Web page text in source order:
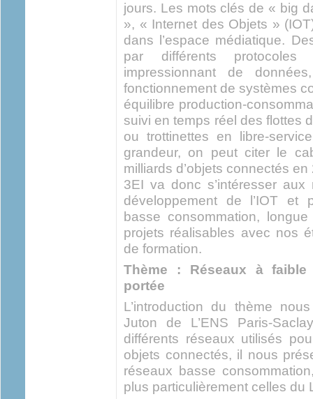
jours. Les mots clés de « big
», « Internet des Objets »
dans l’espace médiatique.
par différents protocoles
impressionnant de
fonctionnement de systèmes
équilibre production-
suivi en temps réel des flottes
ou trottinettes en libre-
grandeur, on peut citer le
milliards d’objets connectés
3EI va donc s’intéresser
développement de l’IOT et
basse consommation,
projets réalisables avec nos
de formation.
Thème : Réseaux à
portée
L’introduction du thème
Juton de L’ENS Paris-
différents réseaux utilisés
objets connectés, il nous
réseaux basse
plus particulièrement celles du